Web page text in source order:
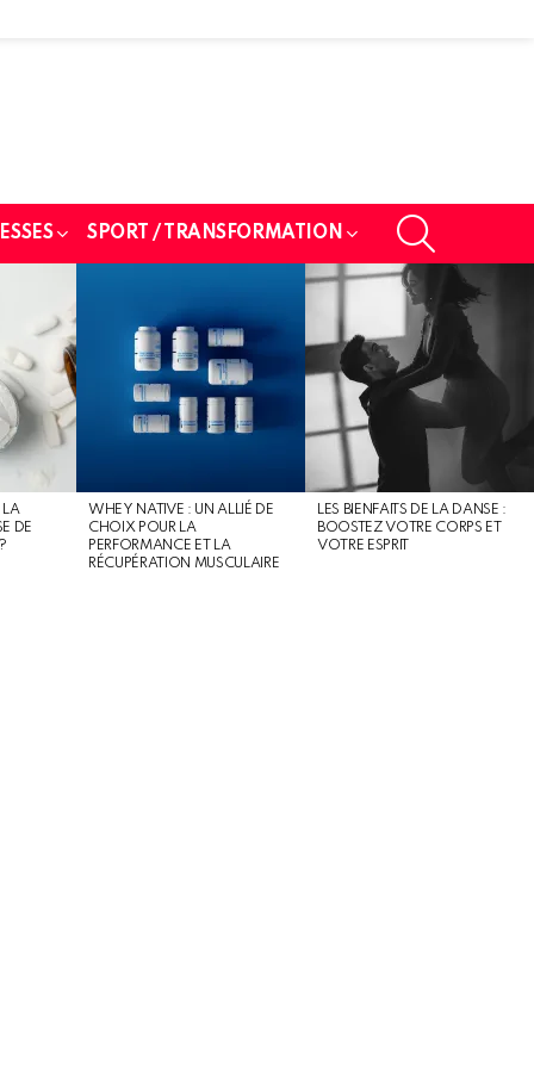
SPORT / TRANSFORMATION
LA
DE
WHEY NATIVE : UN ALLIÉ DE
CHOIX POUR LA
PERFORMANCE ET LA
RÉCUPÉRATION MUSCULAIRE
LES BIENFAITS DE LA DANSE :
BOOSTEZ VOTRE CORPS ET
VOTRE ESPRIT